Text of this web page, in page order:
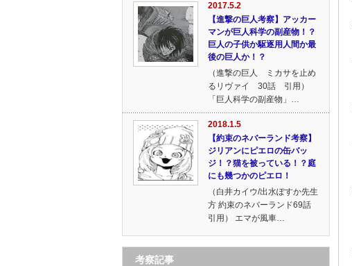
2017.5.2
【進撃の巨人考察】アッカー
マンが巨人科学の副産物！？
巨人の子供か駆逐用人間か最
後の巨人か！？
（進撃の巨人 ミカサを止め
るリヴァイ 30話 引用）
「巨人科学の副産物」…
2018.1.5
【約束のネバーランド考察】
ジリアンにピエロの缶バッ
ジ！？猫を被っている！？庭
にも幾つかのピエロ！
（白井カイウ/出水ぽすか先生
方 約束のネバーランド69話
引用） エマが風車…
考察記事